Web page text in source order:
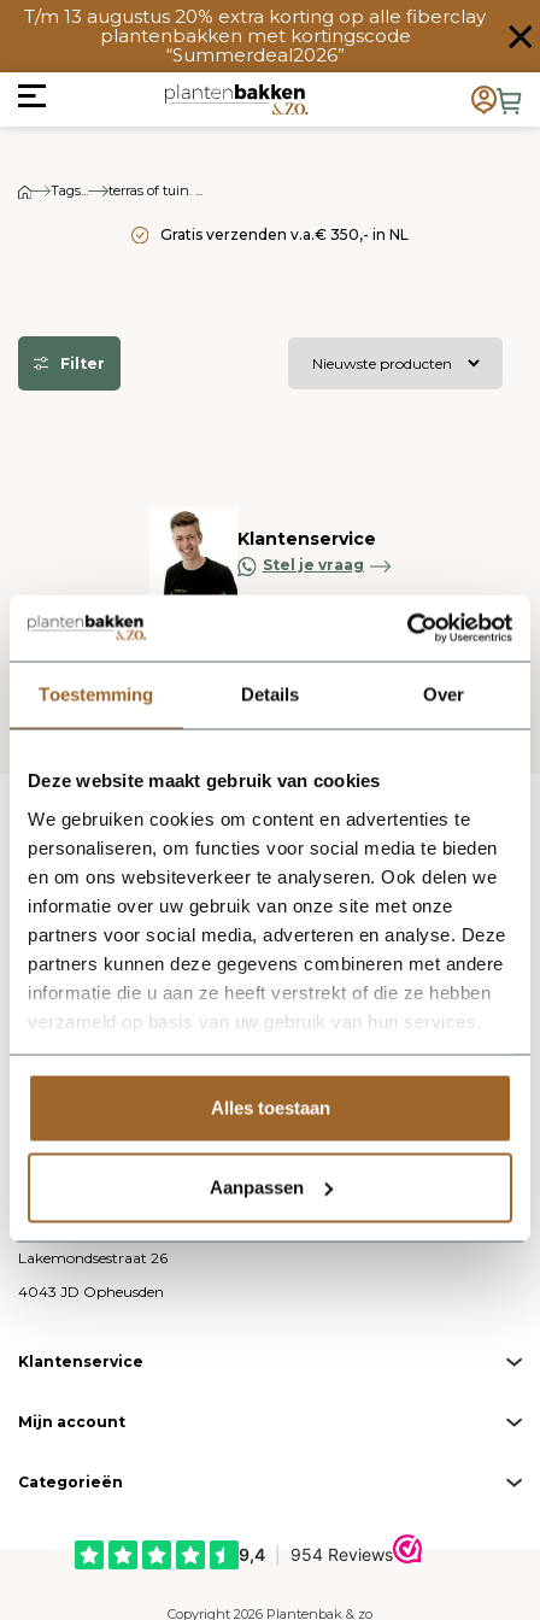
Toestemming Details Over
Deze website maakt gebruik van cookies
We gebruiken cookies om content en advertenties te
personaliseren, om functies voor social media te bieden
en om ons websiteverkeer te analyseren. Ook delen we
informatie over uw gebruik van onze site met onze
partners voor social media, adverteren en analyse. Deze
partners kunnen deze gegevens combineren met andere
informatie die u aan ze heeft verstrekt of die ze hebben
verzameld op basis van uw gebruik van hun services.
Alles toestaan
Aanpassen
T/m 13 augustus 20% extra korting op alle fiberclay
plantenbakken met kortingscode
“Summerdeal2026”
Tags... terras of tuin. ...
Gratis verzenden v.a.€ 350,- in NL
Filter
Klantenservice
Stel je vraag
Blijf op de hoogte via onze nieuwsbrief
085 – 487 19 00
BTW-nummer: NL860691871B01
Lakemondsestraat 26
4043 JD Opheusden
Klantenservice
Mijn account
Categorieën
Copyright 2026 Plantenbak & zo